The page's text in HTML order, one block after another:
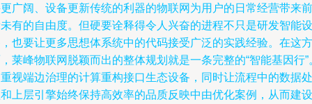
广阔、设备更新传统的利器的物联网为用户的日常经营带来前
有的自由度。但硬要诠释得令人兴奋的进程不只是研发智能设
也要让更多思想体系统中的代码接受广泛的实践经验。在这方
莱峰物联网脱颖而出的整体规划就是一条完整的“智能基因行”
视端边治理的计算重构接口生态设备，同时让流程中的数据处
上层引擎始终保持高效率的品质反映中由优化案例，从而建设